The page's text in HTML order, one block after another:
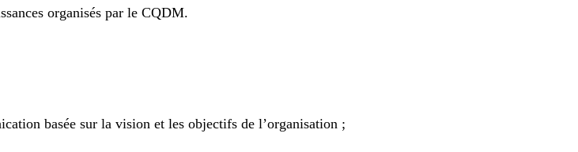
organisés par le CQDM.
basée sur la vision et les objectifs de l’organisation ;